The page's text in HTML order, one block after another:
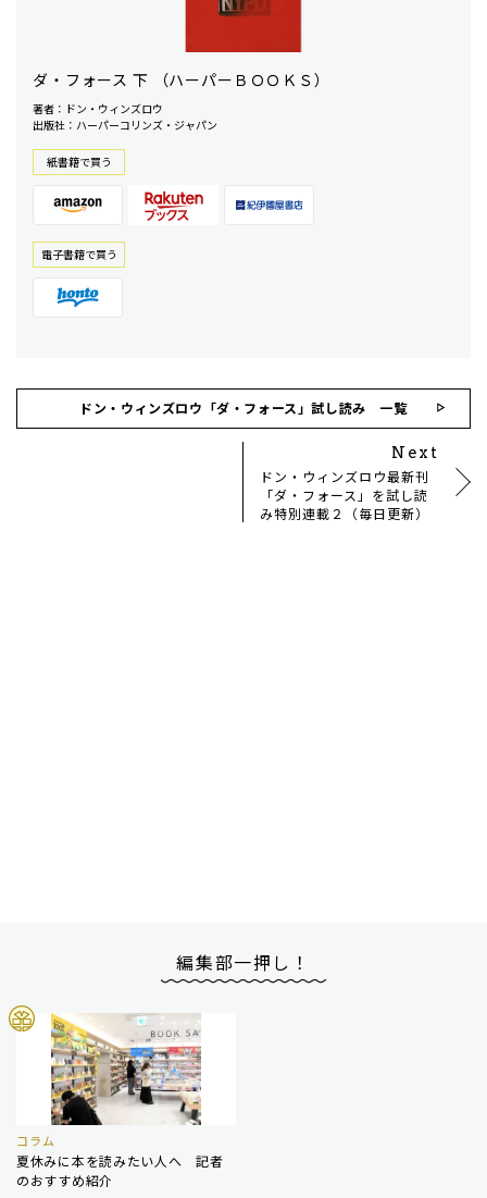
ダ・フォース 下 （ハーパーＢＯＯＫＳ）
著者：ドン・ウィンズロウ
出版社：ハーパーコリンズ・ジャパン
紙書籍で買う
電⼦書籍で買う
ドン・ウィンズロウ「ダ・フォース」試し読み 一覧
Next
ドン・ウィンズロウ最新刊
「ダ・フォース」を試し読
み特別連載２（毎日更新）
編集部一押し！
コラム
夏休みに本を読みたい人へ 記者
のおすすめ紹介